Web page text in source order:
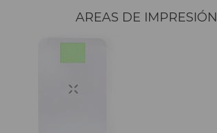
AREAS DE IMPRESIÓN